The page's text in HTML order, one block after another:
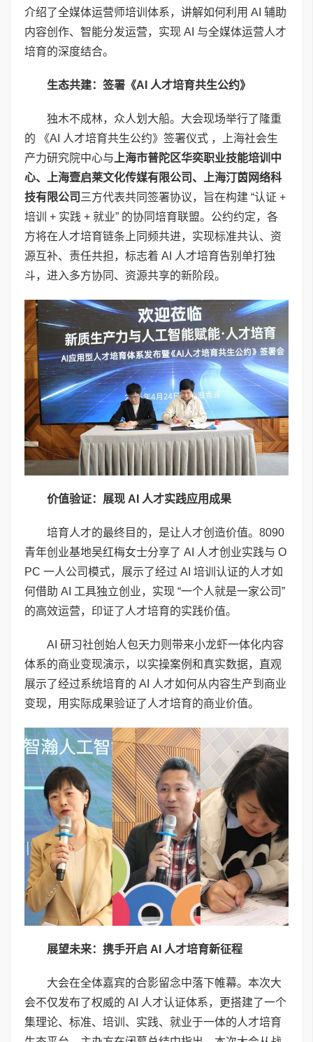
介绍了全媒体运营师培训体系，讲解如何利用 AI 辅助
内容创作、智能分发运营，实现 AI 与全媒体运营人才
培育的深度结合。
生态共建：签署《AI 人才培育共生公约》
独木不成林，众人划大船。大会现场举行了隆重
的 《AI 人才培育共生公约》签署仪式 ，上海社会生
产力研究院中心与 上海市普陀区华奕职业技能培训中
心、上海壹启莱文化传媒有限公司、上海汀茵网络科
技有限公司 三方代表共同签署协议，旨在构建 “认证 +
培训 + 实践 + 就业” 的协同培育联盟。公约约定，各
方将在人才培育链条上同频共进，实现标准共认、资
源互补、责任共担，标志着 AI 人才培育告别单打独
斗，进入多方协同、资源共享的新阶段。
价值验证：展现 AI 人才实践应用成果
培育人才的最终目的，是让人才创造价值。8090
青年创业基地吴红梅女士分享了 AI 人才创业实践与 O
PC 一人公司模式，展示了经过 AI 培训认证的人才如
何借助 AI 工具独立创业，实现 “一个人就是一家公司”
的高效运营，印证了人才培育的实践价值。
AI 研习社创始人包天力则带来小龙虾一体化内容
体系的商业变现演示，以实操案例和真实数据，直观
展示了经过系统培育的 AI 人才如何从内容生产到商业
变现，用实际成果验证了人才培育的商业价值。
展望未来：携手开启 AI 人才培育新征程
大会在全体嘉宾的合影留念中落下帷幕。本次大
会不仅发布了权威的 AI 人才认证体系，更搭建了一个
集理论、标准、培训、实践、就业于一体的人才培育